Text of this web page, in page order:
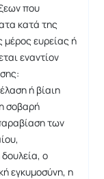
που
κατά της
ευρείας ή
εναντίον
ή βίαιη
σοβαρή
των
ο
εγκυμοσύνη, η